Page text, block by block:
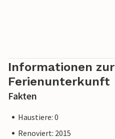
Informationen zur
Ferienunterkunft
Fakten
Haustiere: 0
Renoviert: 2015